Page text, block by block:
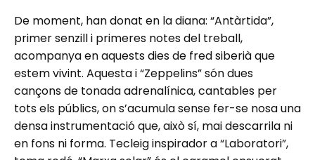
De moment, han donat en la diana: “Antàrtida”,
primer senzill i primeres notes del treball,
acompanya en aquests dies de fred siberià que
estem vivint. Aquesta i “Zeppelins” són dues
cançons de tonada adrenalínica, cantables per
tots els públics, on s’acumula sense fer-se nosa una
densa instrumentació que, això sí, mai descarrila ni
en fons ni forma. Tecleig inspirador a “Laboratori”,